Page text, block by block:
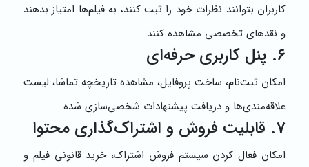
کاربران بتوانند نظرات خود را ثبت کنند، به فیلم‌ها امتیاز بدهند
و نقدهای تخصصی مشاهده کنند.
6. پنل کاربری حرفه‌ای
امکان ثبت‌نام، ساخت پروفایل، مشاهده تاریخچه تماشا، لیست
علاقه‌مندی‌ها و دریافت پیشنهادات شخصی‌سازی شده.
7. قابلیت فروش و اشتراک‌گذاری محتوا
امکان فعال کردن سیستم فروش اشتراک، خرید قانونی فیلم و